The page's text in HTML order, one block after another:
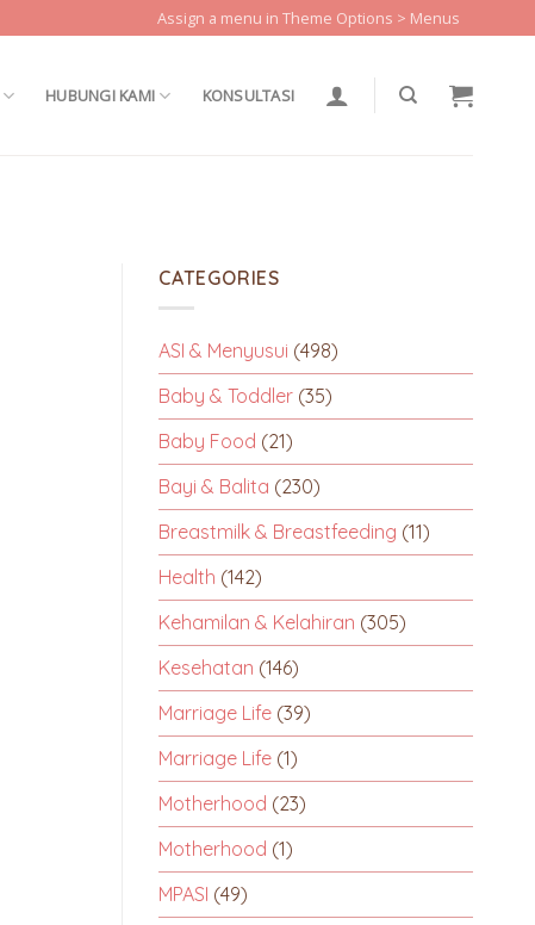
Assign a menu in Theme Options > Menus
HUBUNGI KAMI KONSULTASI
CATEGORIES
ASI & Menyusui (498)
Baby & Toddler (35)
Baby Food (21)
Bayi & Balita (230)
Breastmilk & Breastfeeding (11)
Health (142)
Kehamilan & Kelahiran (305)
Kesehatan (146)
Marriage Life (39)
Marriage Life (1)
Motherhood (23)
Motherhood (1)
MPASI (49)